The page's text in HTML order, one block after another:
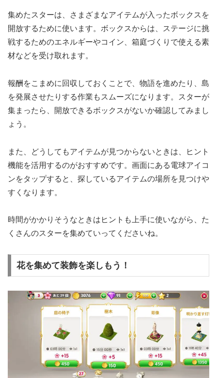
集めたスターは、さまざまなアイテムが入ったボックスを
開放するために使います。ボックスからは、ステージに挑
戦するためのエネルギーやコイン、箱庭づくりで使える素
材などを受け取れます。
報酬をこまめに回収しておくことで、物語を進めたり、島
を発展させたりする作業もスムーズになります。スターが
集まったら、開放できるボックスがないか確認してみまし
ょう。
また、どうしてもアイテムが見つからないときは、ヒント
機能を活用するのがおすすめです。画面にある電球アイコ
ンをタップすると、探しているアイテムの場所を見つけや
すくなります。
時間がかかりそうなときはヒントも上手に使いながら、た
くさんのスターを集めていってくださいね。
花を集めて装飾を楽しもう！